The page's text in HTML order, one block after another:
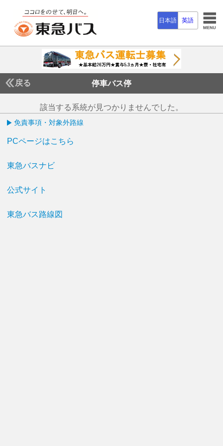
日本語 英語
戻る 停車バス停
該当する系統が見つかりませんでした。
免責事項・対象外路線
PCページはこちら
東急バスナビ
公式サイト
東急バス路線図